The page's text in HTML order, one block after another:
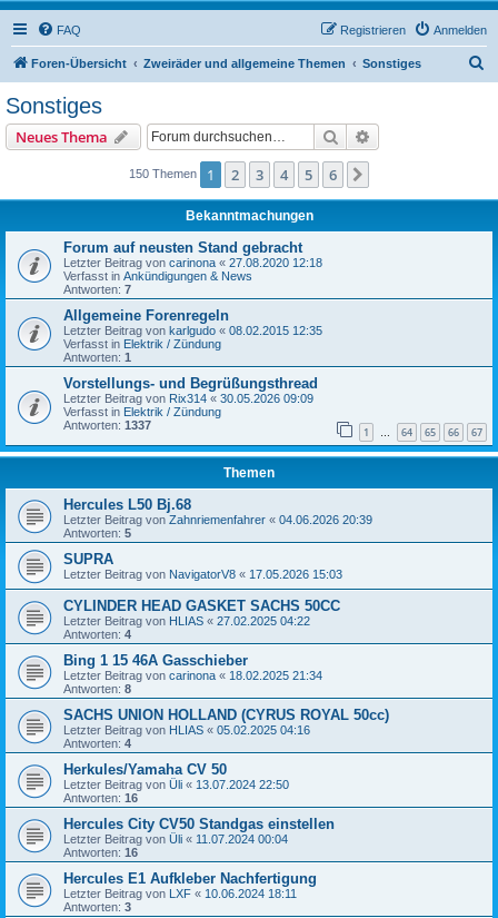
FAQ Anmelden
Registrieren
Foren-Übersicht Zweiräder und allgemeine Themen Sonstiges
Sonstiges
Neues Thema Suche
150 Themen 1 2 3 4 5 6
Bekanntmachungen
Forum auf neusten Stand gebracht
Letzter Beitrag von carinona « 27.08.2020 12:18
Verfasst in Ankündigungen & News
Antworten: 7
Allgemeine Forenregeln
Letzter Beitrag von karlgudo « 08.02.2015 12:35
Verfasst in Elektrik / Zündung
Antworten: 1
Vorstellungs- und Begrüßungsthread
Letzter Beitrag von Rix314 « 30.05.2026 09:09
Verfasst in Elektrik / Zündung
Antworten: 1337 1 … 64 65 66 67
Themen
Hercules L50 Bj.68
Letzter Beitrag von Zahnriemenfahrer « 04.06.2026 20:39
Antworten: 5
SUPRA
Letzter Beitrag von NavigatorV8 « 17.05.2026 15:03
CYLINDER HEAD GASKET SACHS 50CC
Letzter Beitrag von HLIAS « 27.02.2025 04:22
Antworten: 4
Bing 1 15 46A Gasschieber
Letzter Beitrag von carinona « 18.02.2025 21:34
Antworten: 8
SACHS UNION HOLLAND (CYRUS ROYAL 50cc)
Letzter Beitrag von HLIAS « 05.02.2025 04:16
Antworten: 4
Herkules/Yamaha CV 50
Letzter Beitrag von Üli « 13.07.2024 22:50
Antworten: 16
Hercules City CV50 Standgas einstellen
Letzter Beitrag von Üli « 11.07.2024 00:04
Antworten: 16
Hercules E1 Aufkleber Nachfertigung
Letzter Beitrag von LXF « 10.06.2024 18:11
Antworten: 3